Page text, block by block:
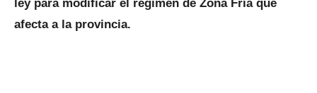
ley para modificar el régimen de Zona Fría que
afecta a la provincia.